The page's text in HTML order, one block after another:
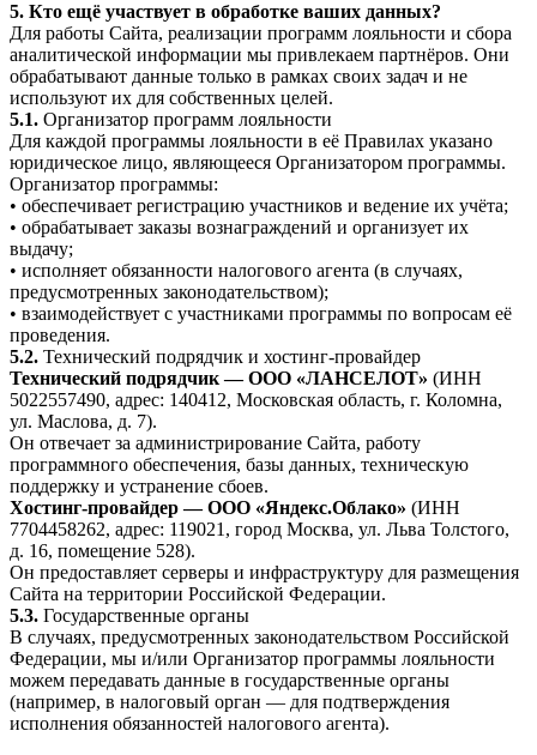
5. Кто ещё участвует в обработке ваших данных?
Для работы Сайта, реализации программ лояльности и сбора
аналитической информации мы привлекаем партнёров. Они
обрабатывают данные только в рамках своих задач и не
используют их для собственных целей.
5.1. Организатор программ лояльности
Для каждой программы лояльности в её Правилах указано
юридическое лицо, являющееся Организатором программы.
Организатор программы:
• обеспечивает регистрацию участников и ведение их учёта;
• обрабатывает заказы вознаграждений и организует их
выдачу;
• исполняет обязанности налогового агента (в случаях,
предусмотренных законодательством);
• взаимодействует с участниками программы по вопросам её
проведения.
5.2. Технический подрядчик и хостинг-провайдер
Технический подрядчик — ООО «ЛАНСЕЛОТ» (ИНН
5022557490, адрес: 140412, Московская область, г. Коломна,
ул. Маслова, д. 7).
Он отвечает за администрирование Сайта, работу
программного обеспечения, базы данных, техническую
поддержку и устранение сбоев.
Хостинг-провайдер — ООО «Яндекс.Облако» (ИНН
7704458262, адрес: 119021, город Москва, ул. Льва Толстого,
д. 16, помещение 528).
Он предоставляет серверы и инфраструктуру для размещения
Сайта на территории Российской Федерации.
5.3. Государственные органы
В случаях, предусмотренных законодательством Российской
Федерации, мы и/или Организатор программы лояльности
можем передавать данные в государственные органы
(например, в налоговый орган — для подтверждения
исполнения обязанностей налогового агента).